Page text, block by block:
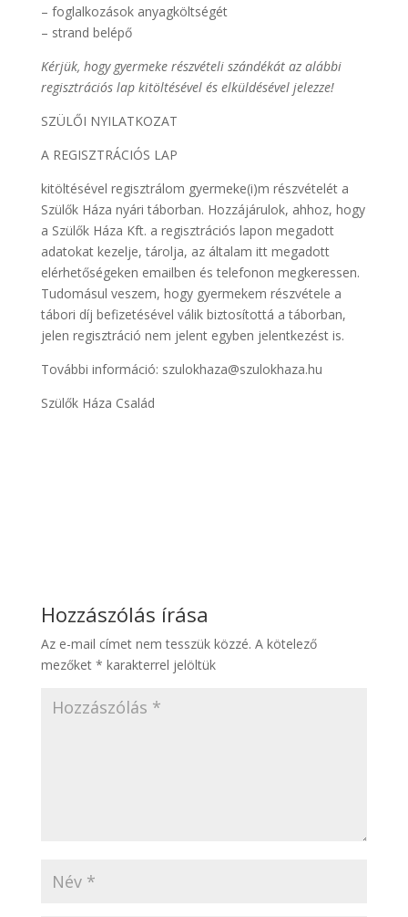
– foglalkozások anyagköltségét
– strand belépő
Kérjük, hogy gyermeke részvételi szándékát az alábbi
regisztrációs lap kitöltésével és elküldésével jelezze!
SZÜLŐI NYILATKOZAT
A REGISZTRÁCIÓS LAP
kitöltésével regisztrálom gyermeke(i)m részvételét a
Szülők Háza nyári táborban. Hozzájárulok, ahhoz, hogy
a Szülők Háza Kft. a regisztrációs lapon megadott
adatokat kezelje, tárolja, az általam itt megadott
elérhetőségeken emailben és telefonon megkeressen.
Tudomásul veszem, hogy gyermekem részvétele a
tábori díj befizetésével válik biztosítottá a táborban,
jelen regisztráció nem jelent egyben jelentkezést is.
További információ: szulokhaza@szulokhaza.hu
Szülők Háza Család
Hozzászólás írása
Az e-mail címet nem tesszük közzé. A kötelező
mezőket * karakterrel jelöltük